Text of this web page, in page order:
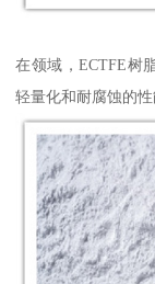
在领域，ECTFE树
轻量化和耐腐蚀的性